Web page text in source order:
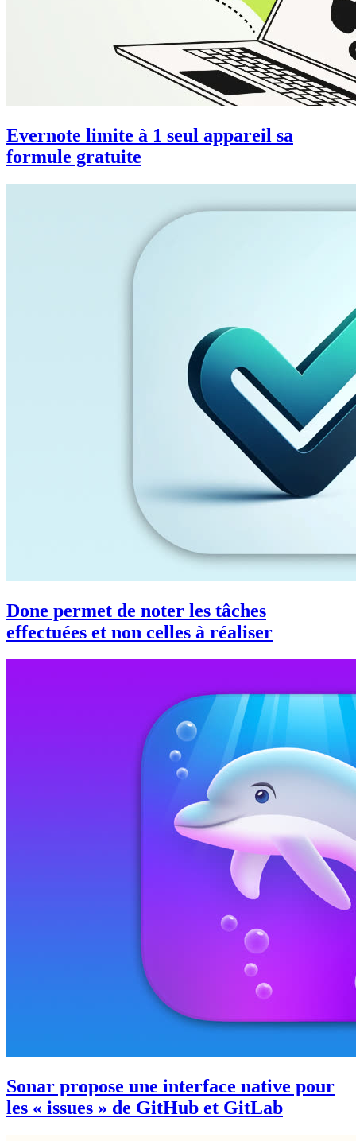
Evernote limite à 1 seul appareil sa
formule gratuite
Done permet de noter les tâches
effectuées et non celles à réaliser
Sonar propose une interface native pour
les « issues » de GitHub et GitLab